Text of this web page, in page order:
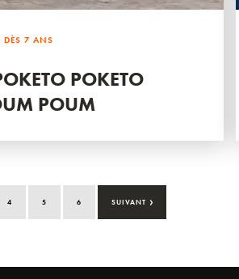
DÈS 7 ANS
POKETO
POUM
4 5 6 SUIVANT ›